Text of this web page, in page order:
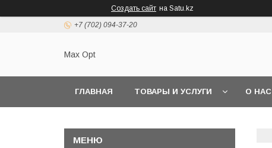
Создать сайт на Satu.kz
+7 (702) 094-37-20
Max Opt
ГЛАВНАЯ ТОВАРЫ И УСЛУГИ О НАС